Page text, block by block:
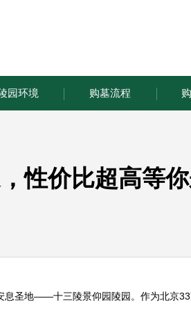
园环境 购墓流程
性价比超高等
息圣地——十三陵景仰园陵园 。作为北京